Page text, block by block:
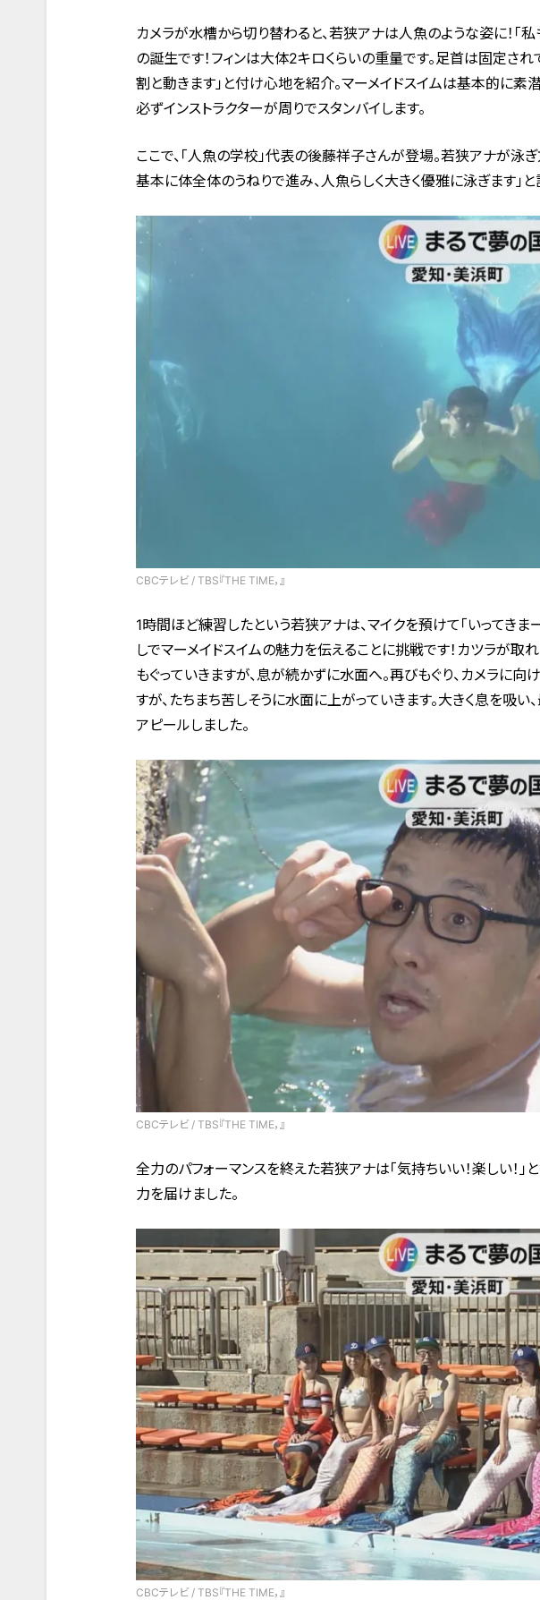
カメラが水槽から切り替わると、若狭アナは人魚のような姿に！「
の誕生です！フィンは大体2キロくらいの重量です。足首は固定さ
割と動きます」と付け心地を紹介。マーメイドスイムは基本的に素
必ずインストラクターが周りでスタンバイします。
ここで、「人魚の学校」代表の後藤祥子さんが登場。若狭アナが泳ぎ
基本に体全体のうねりで進み、人魚らしく大きく優雅に泳ぎます」と
CBCテレビ / TBS『THE TIME，』
1時間ほど練習したという若狭アナは、マイクを預けて「いってきま
しでマーメイドスイムの魅力を伝えることに挑戦です！カツラが取
もぐっていきますが、息が続かずに水面へ。再びもぐり、カメラに
すが、たちまち苦しそうに水面に上がっていきます。大きく息を吸
アピールしました。
CBCテレビ / TBS『THE TIME，』
全力のパフォーマンスを終えた若狭アナは「気持ちいい！楽しい！
力を届けました。
CBCテレビ / TBS『THE TIME，』